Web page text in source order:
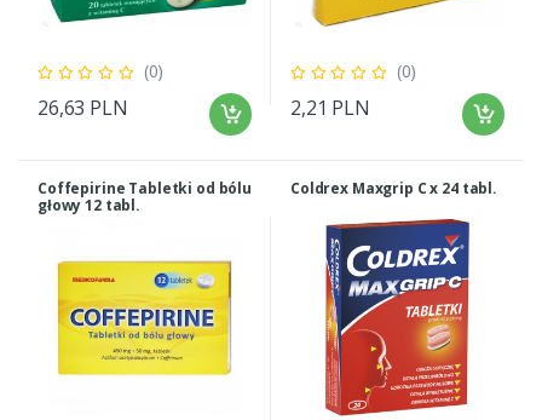
(0)
26,63 PLN
(0)
2,21 PLN
Coffepirine Tabletki od bólu
głowy 12 tabl.
Coldrex Maxgrip C x 24 tabl.